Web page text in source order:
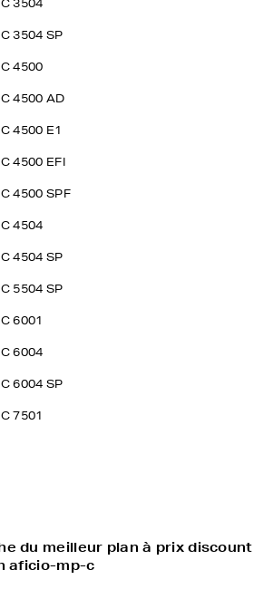
3504
3504 SP
4500
4500 AD
4500 E1
4500 EFI
4500 SPF
4504
4504 SP
5504 SP
6001
6004
6004 SP
7501
du meilleur plan à prix discount
aficio-mp-c